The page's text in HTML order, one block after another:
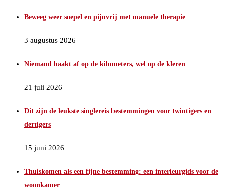
Beweeg weer soepel en pijnvrij met manuele therapie
3 augustus 2026
Niemand haakt af op de kilometers, wel op de kleren
21 juli 2026
Dit zijn de leukste singlereis bestemmingen voor twintigers en
dertigers
15 juni 2026
Thuiskomen als een fijne bestemming: een interieurgids voor de
woonkamer